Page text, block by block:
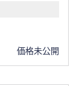
価格未公開